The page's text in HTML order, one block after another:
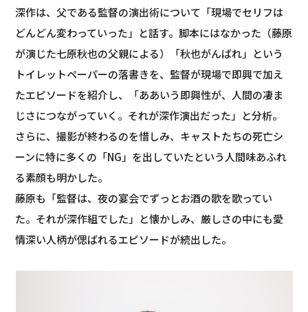
深作は、父である監督の演出術について「現場でセリフは
どんどん変わっていった」と話す。脚本にはなかった（藤原
が演じた七原秋也の父親による）「秋也がんばれ」という
トイレットペーパーの落書きを、監督が現場で即興で加え
たエピソードを紹介し、「ああいう即興性が、人間の凄ま
じさにつながっていく。それが深作演出だった」と分析。
さらに、撮影が終わるのを惜しみ、キャストたちの死亡シ
ーンに特に多くの「NG」を出していたという人間味あふれ
る素顔も明かした。
藤原も「監督は、夜の宴会でずっとお酒の歌を歌ってい
た。それが深作組でした」と懐かしみ、厳しさの中にも愛
情深い人柄が偲ばれるエピソードが続出した。